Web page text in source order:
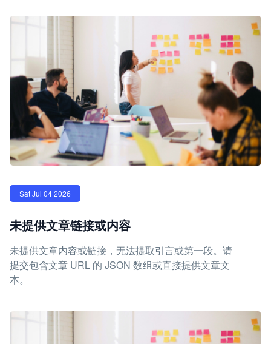
Sat Jul 04 2026
未提供文章链接或内容
未提供文章内容或链接，无法提取引言或第一段。请
提交包含文章 URL 的 JSON 数组或直接提供文章文
本。